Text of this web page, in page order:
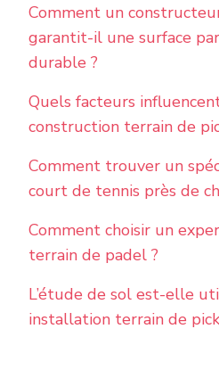
Comment un
garantit-il une surface
durable ?
Quels facteurs
construction terrain de
Comment trouver un
court de tennis près de
Comment choisir un
terrain de padel ?
L’étude de sol est-elle
installation terrain de